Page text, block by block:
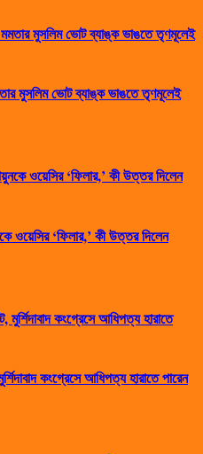
মুসলিম ভোট ব্যাঙ্ক ভাঙতে তৃণমূলেই
‘ফিলার,’ কী উত্তর দিলেন
কংগ্রেসে আধিপত্য হারাতে পারেন